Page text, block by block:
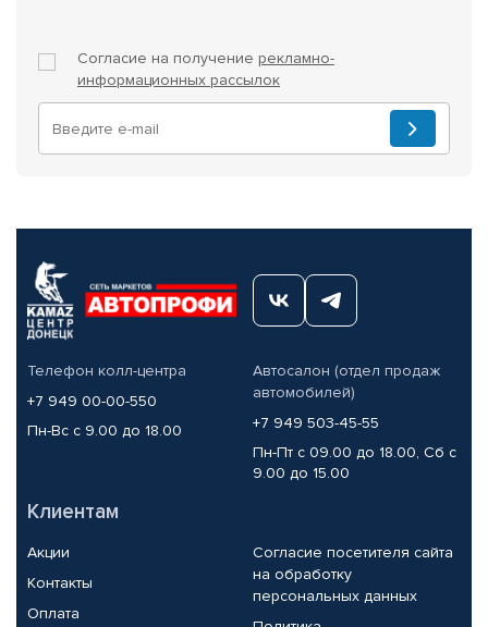
Согласие на получение рекламно-
информационных рассылок
Телефон колл-центра
+7 949 00-00-550
Пн-Вс с 9.00 до 18.00
Автосалон (отдел продаж
автомобилей)
+7 949 503-45-55
Пн-Пт с 09.00 до 18.00, Сб с
9.00 до 15.00
Клиентам
Акции
Контакты
Оплата
Согласие посетителя сайта
на обработку
персональных данных